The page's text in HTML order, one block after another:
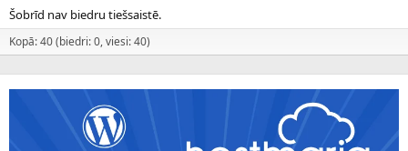
Šobrīd nav biedru tiešsaistē.
Kopā: 40 (biedri: 0, viesi: 40)